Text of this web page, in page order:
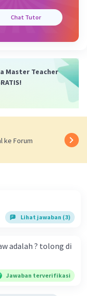
Chat Tutor
Master Teacher
ke Forum
Lihat jawaban (3)
? tolong di
Jawaban terverifikasi